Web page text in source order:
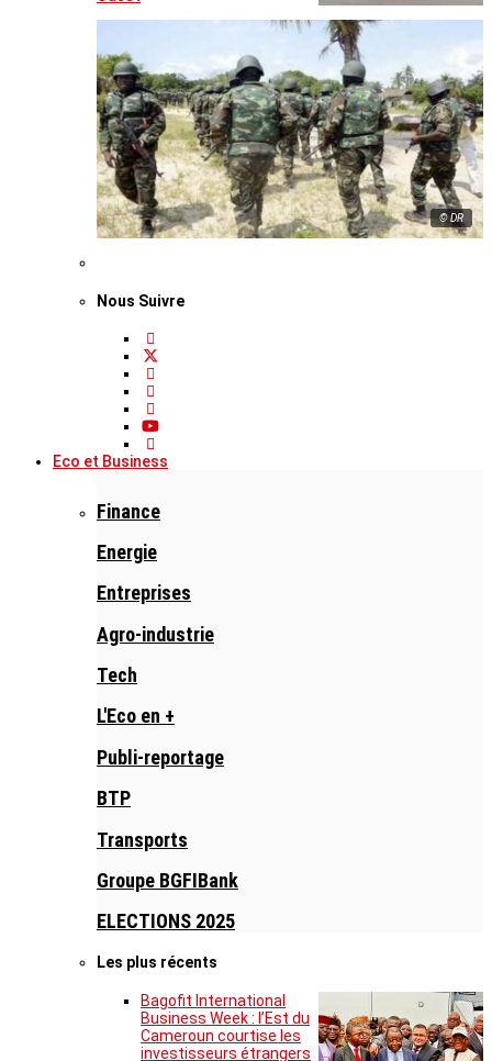
© DR
Nous Suivre
Eco et Business
Finance
Energie
Entreprises
Agro-industrie
Tech
L'Eco en +
Publi-reportage
BTP
Transports
Groupe BGFIBank
ELECTIONS 2025
Les plus récents
Bagofit International
Business Week : l’Est du
Cameroun courtise les
investisseurs étrangers